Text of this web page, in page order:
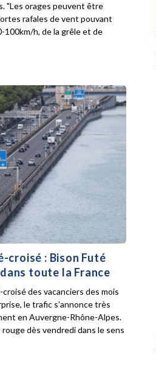
"Les orages peuvent être
rafales de vent pouvant
h, de la grêle et de
croisé : Bison Futé
toute la France
des vacanciers des mois
le trafic s'annonce très
en Auvergne-Rhône-Alpes.
dès vendredi dans le sens